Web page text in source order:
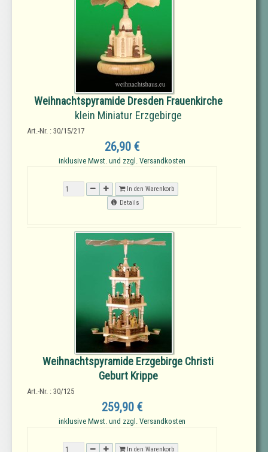
Weihnachtspyramide Dresden Frauenkirche
klein Miniatur Erzgebirge
Art.-Nr. : 30/15/217
26,90 €
inklusive Mwst. und zzgl. Versandkosten
In den Warenkorb
Details
Weihnachtspyramide Erzgebirge Christi
Geburt Krippe
Art.-Nr. : 30/125
259,90 €
inklusive Mwst. und zzgl. Versandkosten
In den Warenkorb